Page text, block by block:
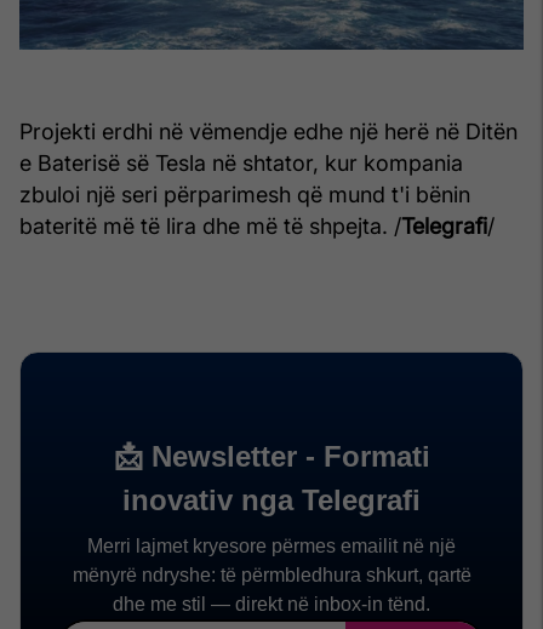
Projekti erdhi në vëmendje edhe një herë në Ditën
e Baterisë së Tesla në shtator, kur kompania
zbuloi një seri përparimesh që mund t'i bënin
bateritë më të lira dhe më të shpejta. /Telegrafi/